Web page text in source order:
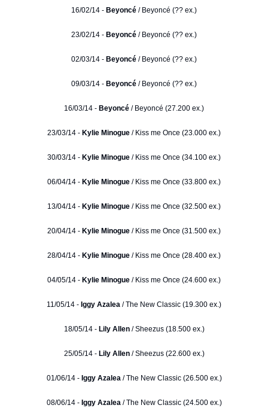
16/02/14 - Beyoncé / Beyoncé (?? ex.)
23/02/14 - Beyoncé / Beyoncé (?? ex.)
02/03/14 - Beyoncé / Beyoncé (?? ex.)
09/03/14 - Beyoncé / Beyoncé (?? ex.)
16/03/14 - Beyoncé / Beyoncé (27.200 ex.)
23/03/14 - Kylie Minogue / Kiss me Once (23.000 ex.)
30/03/14 - Kylie Minogue / Kiss me Once (34.100 ex.)
06/04/14 - Kylie Minogue / Kiss me Once (33.800 ex.)
13/04/14 - Kylie Minogue / Kiss me Once (32.500 ex.)
20/04/14 - Kylie Minogue / Kiss me Once (31.500 ex.)
28/04/14 - Kylie Minogue / Kiss me Once (28.400 ex.)
04/05/14 - Kylie Minogue / Kiss me Once (24.600 ex.)
11/05/14 - Iggy Azalea / The New Classic (19.300 ex.)
18/05/14 - Lily Allen/ Sheezus (18.500 ex.)
25/05/14 - Lily Allen/ Sheezus (22.600 ex.)
01/06/14 - Iggy Azalea/ The New Classic (26.500 ex.)
08/06/14 - Iggy Azalea/ The New Classic (24.500 ex.)